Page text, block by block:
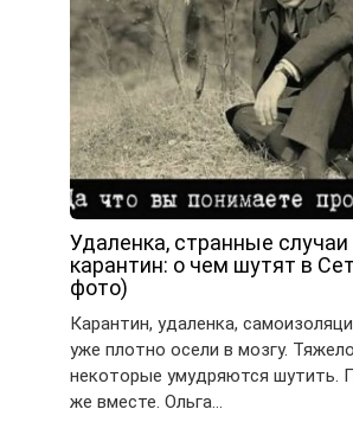
Удаленка, странные случаи
карантин: о чем шутят в
фото)
Карантин, удаленка,
уже плотно осели в мозгу.
некоторые умудряются шутить.
же вместе. Ольга…